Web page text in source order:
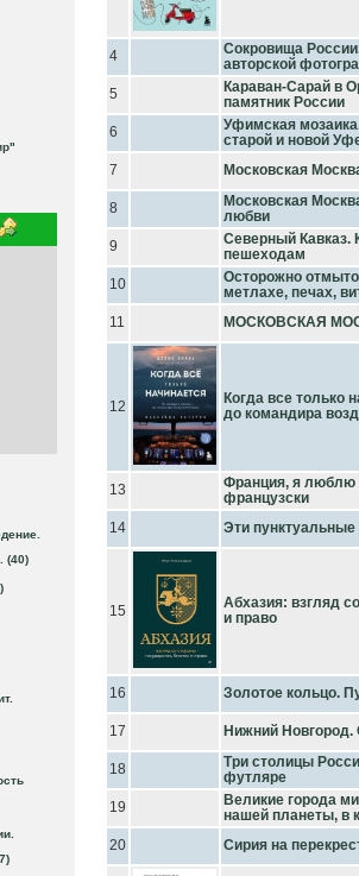
(40)
4
Сокровища
авторской
5
Караван-Сарай в
памятник России
6
Уфимская
старой и новой
7 Московская
8
Московская
любви
9
Северный Кавказ.
пешеходам
10
Осторожно
метлахе, печах,
11 МОСКОВСКАЯ
12
Когда все только
до командира
13
Франция, я люблю
французски
14 Эти
15
Абхазия: взгляд
и право
16 Золотое кольцо.
17 Нижний
18
Три столицы
футляре
19
Великие города
нашей планеты, в
20 Сирия на